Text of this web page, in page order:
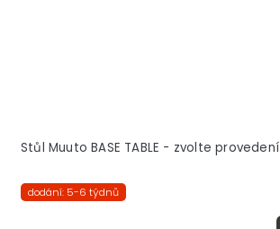
Stůl Muuto BASE TABLE - zvolte provedení
dodání: 5-6 týdnů